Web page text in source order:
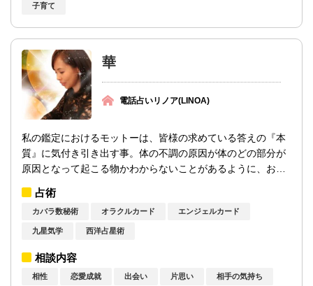
子育て
華
電話占いリノア(LINOA)
私の鑑定におけるモットーは、皆様の求めている答えの『本
質』に気付き引き出す事。体の不調の原因が体のどの部分が
原因となって起こる物かわからないことがあるように、お悩
占術
カバラ数秘術 オラクルカード エンジェルカード
九星気学 西洋占星術
相談内容
相性 恋愛成就 出会い 片思い 相手の気持ち